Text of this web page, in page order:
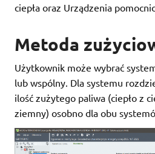
ciepła oraz Urządzenia
Metoda
Użytkownik może wybrać
lub wspólny. Dla systemu
ilość zużytego paliwa (ciepło z
ziemny) osobno dla obu